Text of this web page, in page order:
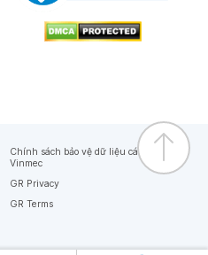
Chính sách bảo vệ dữ liệu cá nhân của
Vinmec
GR Privacy
GR Terms